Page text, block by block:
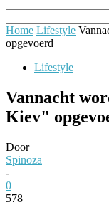
Home Lifestyle
opgevoerd
Lifestyle
Vannacht
Kiev"
Door
Spinoza
-
0
578